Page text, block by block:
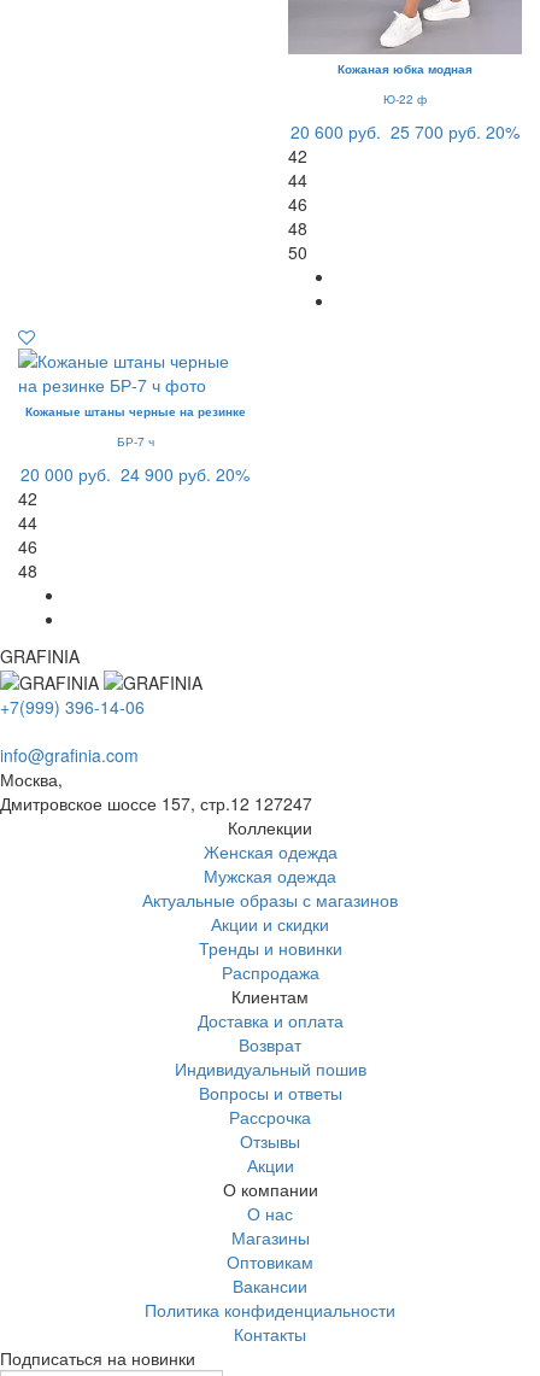
Кожаная юбка модная
Ю-22 ф
20 600 руб. 25 700 руб. 20%
42
44
46
48
50
Кожаные штаны черные на резинке
БР-7 ч
20 000 руб. 24 900 руб. 20%
42
44
46
48
GRAFINIA
+7(999) 396-14-06
info@grafinia.com
Москва,
Дмитровское шоссе 157, стр.12 127247
Коллекции
Женская одежда
Мужская одежда
Актуальные образы с магазинов
Акции и скидки
Тренды и новинки
Распродажа
Клиентам
Доставка и оплата
Возврат
Индивидуальный пошив
Вопросы и ответы
Рассрочка
Отзывы
Акции
О компании
О нас
Магазины
Оптовикам
Вакансии
Политика конфиденциальности
Контакты
Подписаться на новинки